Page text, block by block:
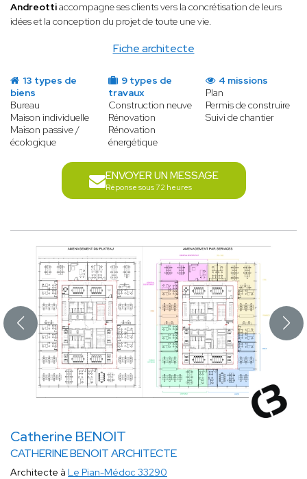
Fiche architecte
Andreottiaccompagne ses clients vers la concrétisation de leurs
idées et la conception du projet de toute une vie.
13 types de
biens
Bureau
Maison individuelle
Maison passive /
écologique
9 types de
travaux
Construction neuve
Rénovation
Rénovation
énergétique
4 missions
Plan
Permis de construire
Suivi de chantier
ENVOYER UN MESSAGE
Réponse sous 72 heures
Catherine BENOIT
CATHERINE BENOIT ARCHITECTE
Architecte à Le Pian-Médoc 33290